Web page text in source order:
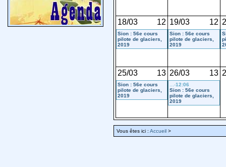
18/03 12
Sion : 56e cours
pilote de glaciers,
2019
19/03 12
Sion : 56e cours
pilote de glaciers,
2019
25/03 13
Sion : 56e cours
pilote de glaciers,
2019
26/03 13
...-12:06
Sion : 56e cours
pilote de glaciers,
2019
Vous êtes ici : Accueil >